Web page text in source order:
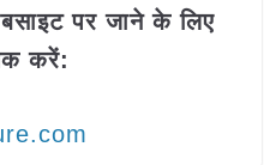
पर जाने के लिए
करें: